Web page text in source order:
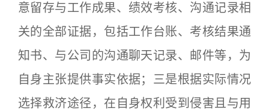
意留存与工作成果、绩效考核、沟通记录相
关的全部证据，包括工作台账、考核结果通
知书、与公司的沟通聊天记录、邮件等，为
自身主张提供事实依据；三是根据实际情况
选择救济途径，在自身权利受到侵害且与用